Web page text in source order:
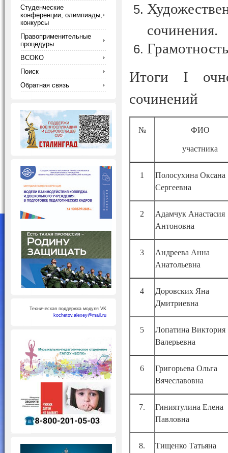
сочинения.
Итоги I
сочинений
№ ФИО
участника
1
Полосухина Оксана
Сергеевна
2
Адамчук Анастасия
Антоновна
3
Андреева Анна
Анатольевна
4
Доровских Яна
Дмитриевна
5
Лопатина Виктория
Валерьевна
6
Григорьева Ольга
Вячеславовна
7.
Гиниятулина Елена
Павловна
8.
Тищенко Татьяна
Студенческие
конференции, олимпиады,
конкурсы
Правоприменительные
процедуры
ВСОКО
Поиск
Обратная связь
Техническая поддержка модуля VK
kochetov.alexey@mail.ru